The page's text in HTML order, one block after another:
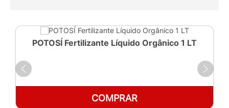
POTOSÍ Fertilizante Líquido Orgânico 1 LT
COMPRAR